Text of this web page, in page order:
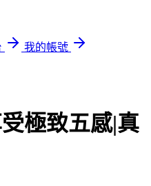
我的帳號
極致五感|真